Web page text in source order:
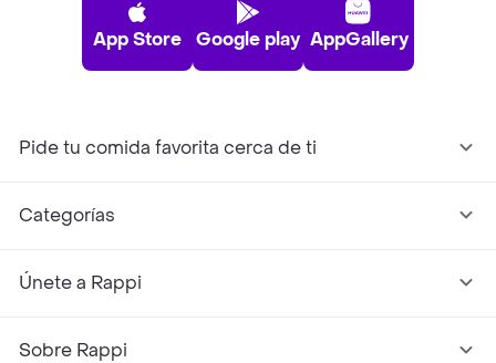
App Store Google play AppGallery
Pide tu comida favorita cerca de ti
Categorías
Únete a Rappi
Sobre Rappi